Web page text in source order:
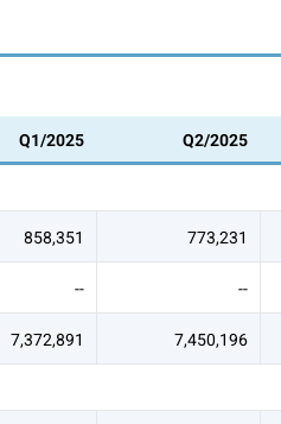
Q2/2025
Q1/2025
773,231
858,351
--
--
7,450,196
7,372,891